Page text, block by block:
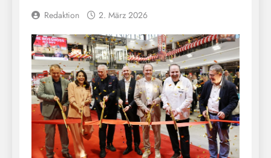
Redaktion 2. März 2026